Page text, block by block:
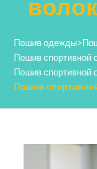
Пошив одежды>
Пошив спортивной
Пошив спортивной
Пошив